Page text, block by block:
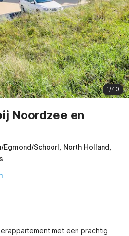
1/40
Noordzee en
Egmond/Schoorl, North Holland,
met een prachtig